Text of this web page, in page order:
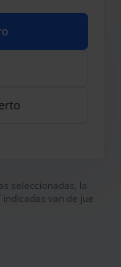
seleccionadas, la
van de jue